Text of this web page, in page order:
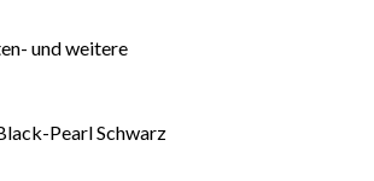
und weitere
Pearl Schwarz